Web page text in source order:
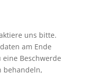
uns bitte.
am Ende
Beschwerde
behandeln,